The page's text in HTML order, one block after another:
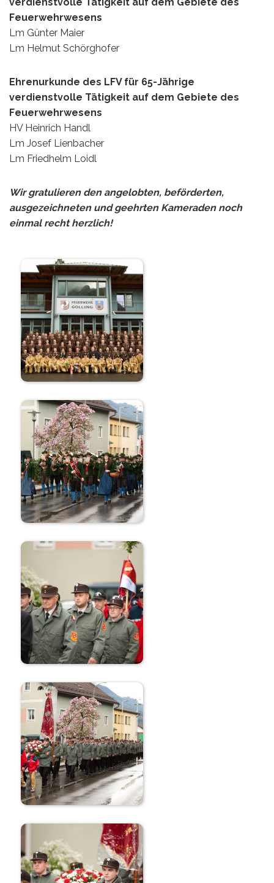
Feuerwehrwesens
Lm Günter Maier
Lm Helmut Schörghofer
Ehrenurkunde des LFV für 65-Jährige
verdienstvolle Tätigkeit auf dem Gebiete des
Feuerwehrwesens
HV Heinrich Handl
Lm Josef Lienbacher
Lm Friedhelm Loidl
Wir gratulieren den angelobten, beförderten,
ausgezeichneten und geehrten Kameraden noch
einmal recht herzlich!